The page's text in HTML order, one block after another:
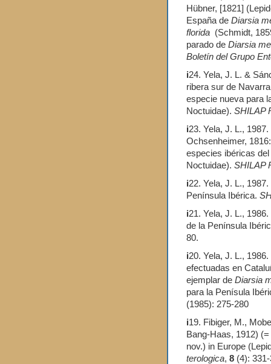
Hübner, [1821]
España de Diarsia
florida (Schmidt,
parado de Diarsia
Boletín del Grupo
i24. Yela, J. L. &
ribera sur de
especie nueva para
Noctuidae). SHILAP
i23. Yela, J. L.,
Och­senheimer,
especies ibéricas
Noctuidae). SHILAP
i22. Yela, J. L.,
Península Ibérica.
i21. Yela, J. L.,
de la Península
80.
i20. Yela, J. L.,
efectuadas en
ejemplar de Diarsia
para la Penísula
(1985): 275-280
i19. Fibiger, M.,
Bang-Haas, 1912) (=
nov.) in Europe
terologica, 8 (4):